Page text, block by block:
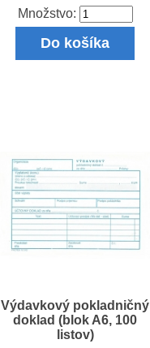
Množstvo:
Do košíka
Výdavkový pokladničný
doklad (blok A6, 100
listov)